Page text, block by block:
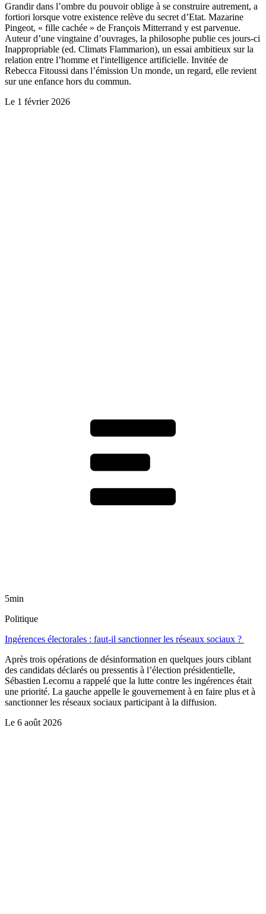
Grandir dans l’ombre du pouvoir oblige à se construire autrement, a
fortiori lorsque votre existence relève du secret d’Etat. Mazarine
Pingeot, « fille cachée » de François Mitterrand y est parvenue.
Auteur d’une vingtaine d’ouvrages, la philosophe publie ces jours-ci
Inappropriable (ed. Climats Flammarion), un essai ambitieux sur la
relation entre l’homme et l'intelligence artificielle. Invitée de
Rebecca Fitoussi dans l’émission Un monde, un regard, elle revient
sur une enfance hors du commun.
Le 1 février 2026
5min
Politique
Ingérences électorales : faut-il sanctionner les réseaux sociaux ?
Après trois opérations de désinformation en quelques jours ciblant
des candidats déclarés ou pressentis à l’élection présidentielle,
Sébastien Lecornu a rappelé que la lutte contre les ingérences était
une priorité. La gauche appelle le gouvernement à en faire plus et à
sanctionner les réseaux sociaux participant à la diffusion.
Le 6 août 2026